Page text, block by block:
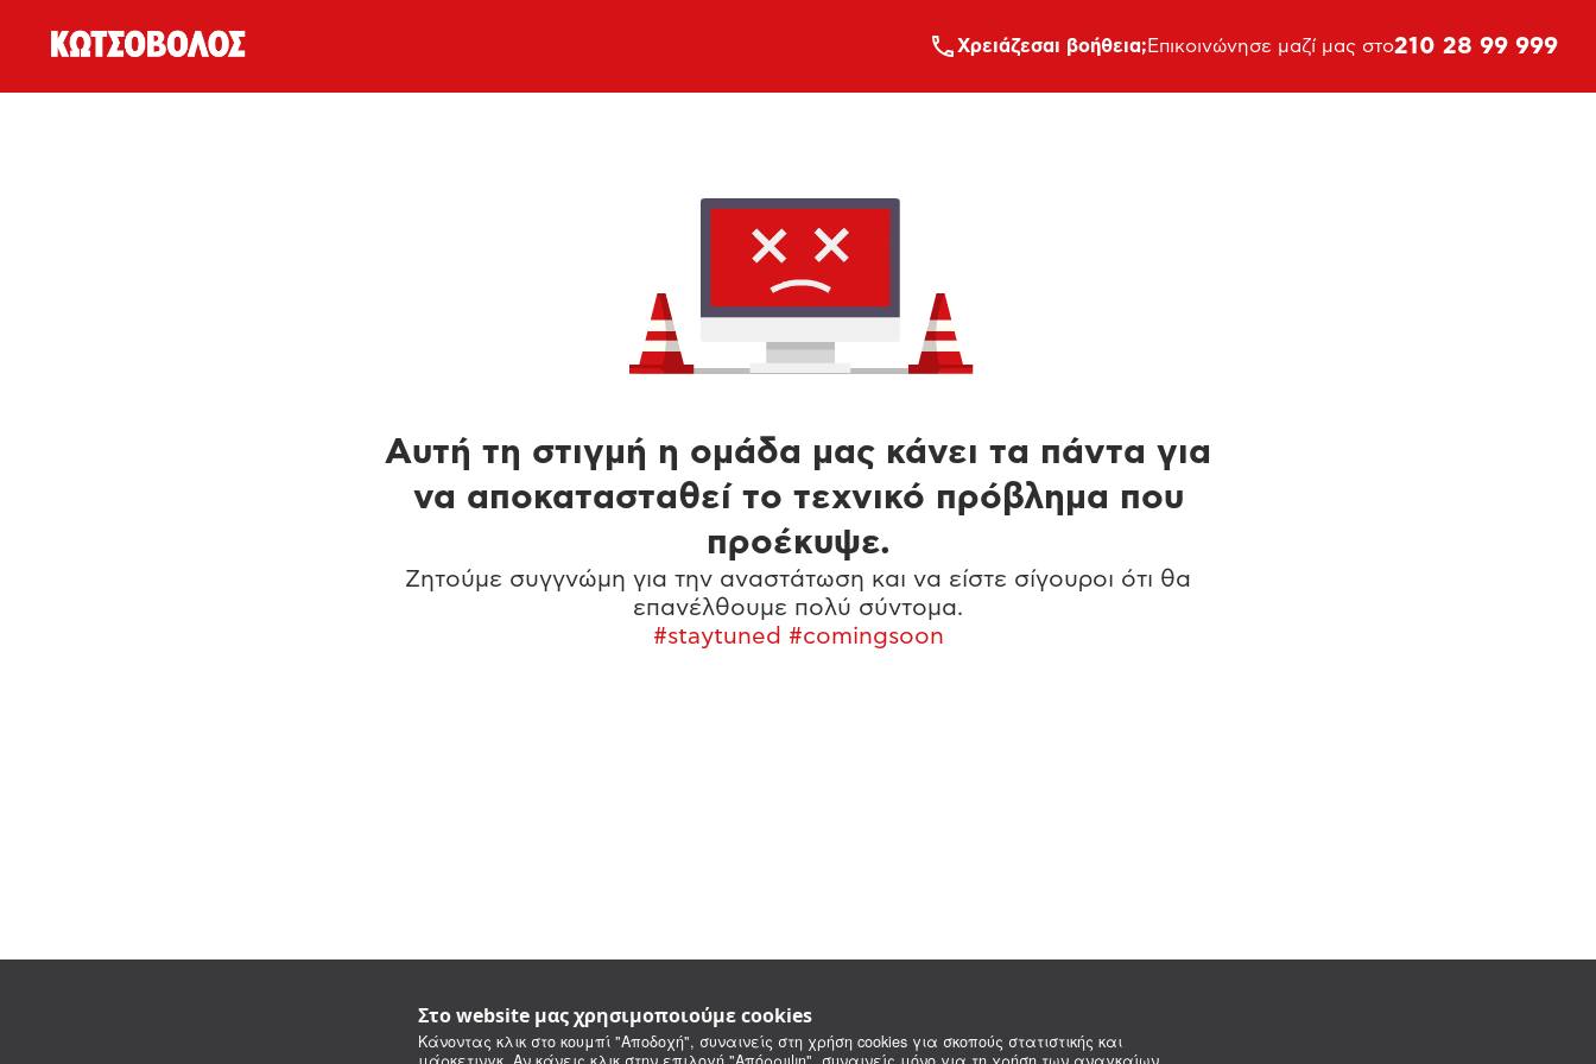
Στο website μας χρησιμοποιούμε cookies
Κάνοντας κλικ στο κουμπί "Αποδοχή", συναινείς στη χρήση cookies για σκοπούς στατιστικής και
Xρειάζεσαι βοήθεια; Επικοινώνησε μαζί μας στο210 28 99 999
Αυτή τη στιγμή η ομάδα μας κάνει τα πάντα για
να αποκατασταθεί το τεχνικό πρόβλημα που
προέκυψε.
Ζητούμε συγγνώμη για την αναστάτωση και να είστε σίγουροι ότι θα
επανέλθουμε πολύ σύντομα.
#staytuned #comingsoon